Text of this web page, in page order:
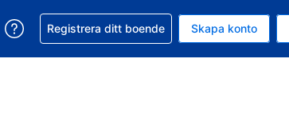
nuvarande valuta är Svenska kronor
Ditt nuvarande språk är Svenska
Få hjälp med din bokning
Registrera ditt boende Skapa konto